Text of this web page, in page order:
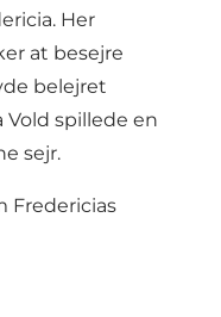
. Her
at besejre
belejret
Vold spillede en
sejr.
Fredericias